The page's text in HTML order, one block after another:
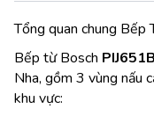
Tổng quan chung
Bếp từ Bosch
Nha, gồm 3 vùng nấu
khu vực: